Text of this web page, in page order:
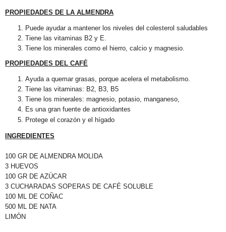
PROPIEDADES DE LA ALMENDRA
Puede ayudar a mantener los niveles del colesterol saludables
Tiene las vitaminas B2 y E.
Tiene los minerales como el hierro, calcio y magnesio.
PROPIEDADES DEL CAFÉ
Ayuda a quemar grasas, porque acelera el metabolismo.
Tiene las vitaminas: B2, B3, B5
Tiene los minerales: magnesio, potasio, manganeso,
Es una gran fuente de antioxidantes
Protege el corazón y el hígado
INGREDIENTES
100 GR DE ALMENDRA MOLIDA
3 HUEVOS
100 GR DE AZÚCAR
3 CUCHARADAS SOPERAS DE CAFÉ SOLUBLE
100 ML DE COÑAC
500 ML DE NATA
LIMÓN